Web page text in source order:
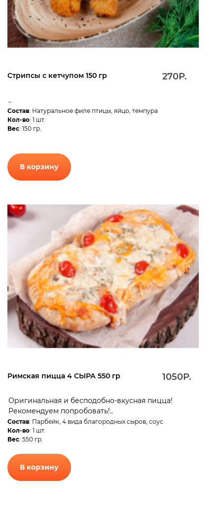
Стрипсы с кетчупом 150 гр 270Р.
..
Состав: Натуральное филе птицы, яйцо, темпура
Кол-во: 1 шт.
Вес: 150 гр.
В корзину
Римская пицца 4 СЫРА 550 гр 1050Р.
Оригинальная и бесподобно-вкусная пицца!
Рекомендуем попробовать!..
Состав: Парбейк, 4 вида благородных сыров, соус
Кол-во: 1 шт.
Вес: 550 гр.
В корзину